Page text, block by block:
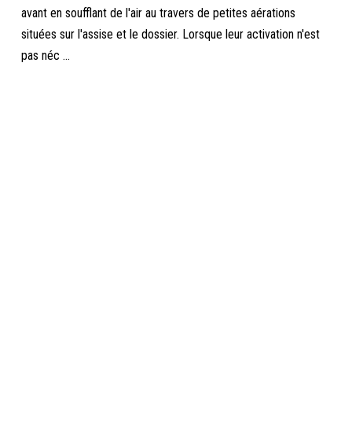
avant en soufflant de l'air au travers de petites aérations
situées sur l'assise et le dossier. Lorsque leur activation n'est
pas néc ...